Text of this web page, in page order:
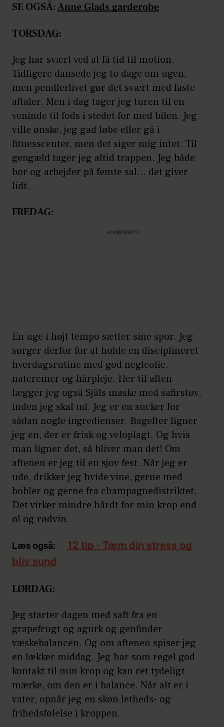
SE OGSÅ:Anne Glads garderobe
TORSDAG:
Jeg har svært ved at få tid til motion.
Tidligere dansede jeg to dage om ugen,
men pendlerlivet gør det svært med faste
aftaler. Men i dag tager jeg turen til en
veninde til fods i stedet for med bilen. Jeg
ville ønske, jeg gad løbe eller gå i
fitnesscenter, men det siger mig intet. Til
gengæld tager jeg altid trappen. Jeg både
bor og arbejder på femte sal... det giver
lidt.
FREDAG:
Annonce
En uge i højt tempo sætter sine spor. Jeg
sørger derfor for at holde en disciplineret
hverdagsrutine med god negleolie,
natcremer og hårpleje. Her til aften
lægger jeg også Själs maske med safirstøv,
inden jeg skal ud. Jeg er en sucker for
sådan nogle ingredienser. Bagefter ligner
jeg en, der er frisk og veloplagt. Og hvis
man ligner det, så bliver man det! Om
aftenen er jeg til en sjov fest. Når jeg er
ude, drikker jeg hvide vine, gerne med
bobler og gerne fra champagnedistriktet.
Det virker mindre hårdt for min krop end
øl og rødvin.
Læs også:
12 tip - Tæm din stress og
bliv sund
LØRDAG:
Jeg starter dagen med saft fra en
grapefrugt og agurk og genfinder
væskebalancen. Og om aftenen spiser jeg
en lækker middag. Jeg har som regel god
kontakt til min krop og kan ret tydeligt
mærke, om den er i balance. Når alt er i
vater, opnår jeg en skøn letheds- og
frihedsfølelse i kroppen.